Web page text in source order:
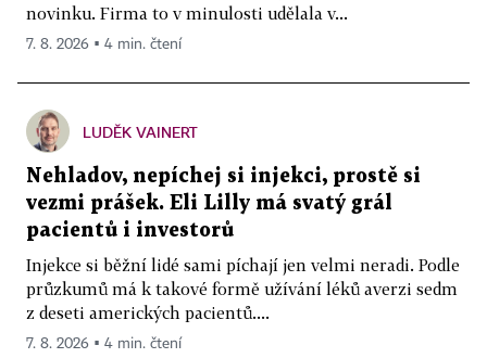
novinku. Firma to v minulosti udělala v...
7. 8. 2026 ▪ 4 min. čtení
LUDĚK VAINERT
Nehladov, nepíchej si injekci, prostě si
vezmi prášek. Eli Lilly má svatý grál
pacientů i investorů
Injekce si běžní lidé sami píchají jen velmi neradi. Podle
průzkumů má k takové formě užívání léků averzi sedm
z deseti amerických pacientů....
7. 8. 2026 ▪ 4 min. čtení